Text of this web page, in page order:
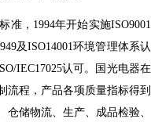
，1994年开始实施ISO9001
及ISO14001环境管理体系认
IEC17025认可。国光电器在
流程，产品各项质量指标得到
储物流、生产、成品检验、